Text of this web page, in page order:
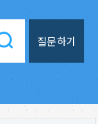
질문하기